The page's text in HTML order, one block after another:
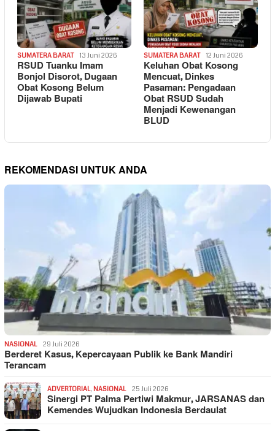
SUMATERA BARAT 13 Juni 2026
RSUD Tuanku Imam
Bonjol Disorot, Dugaan
Obat Kosong Belum
Dijawab Bupati
SUMATERA BARAT 12 Juni 2026
Keluhan Obat Kosong
Mencuat, Dinkes
Pasaman: Pengadaan
Obat RSUD Sudah
Menjadi Kewenangan
BLUD
REKOMENDASI UNTUK ANDA
NASIONAL 29 Juli 2026
Berderet Kasus, Kepercayaan Publik ke Bank Mandiri
Terancam
ADVERTORIAL, NASIONAL 25 Juli 2026
Sinergi PT Palma Pertiwi Makmur, JARSANAS dan
Kemendes Wujudkan Indonesia Berdaulat